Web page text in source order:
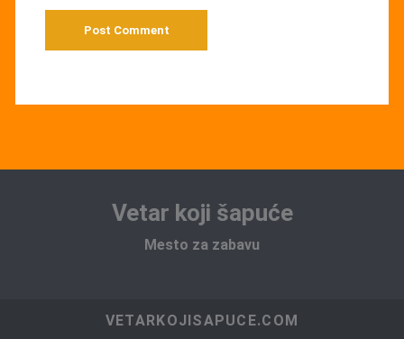
Vetar koji šapuće
Mesto za zabavu
VETARKOJISAPUCE.COM